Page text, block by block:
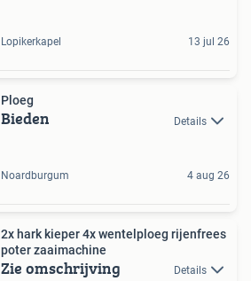
Lopikerkapel 13 jul 26
Ploeg
Bieden Details
Noardburgum 4 aug 26
2x hark kieper 4x wentelploeg rijenfrees
poter zaaimachine
Zie omschrijving Details